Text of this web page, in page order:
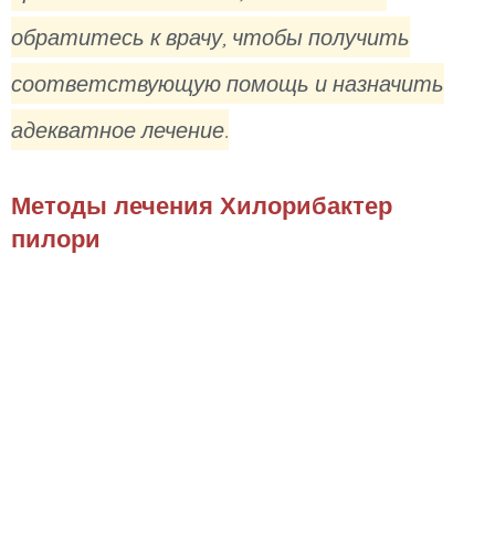
обратитесь к врачу, чтобы получить
соответствующую помощь и назначить
адекватное лечение.
Методы лечения Хилорибактер
пилори